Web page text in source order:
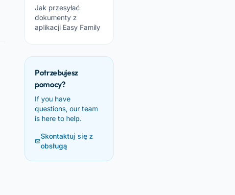
Jak przesyłać
dokumenty z
aplikacji Easy Family
Potrzebujesz
pomocy?
If you have
questions, our team
is here to help.
Skontaktuj się z
obsługą